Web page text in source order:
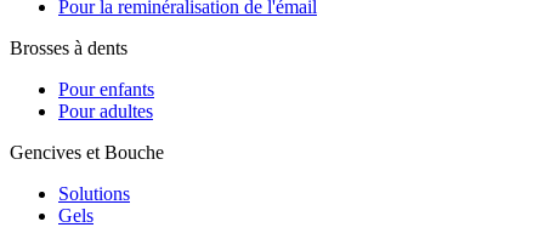
Pour la reminéralisation de l'émail
Brosses à dents
Pour enfants
Pour adultes
Gencives et Bouche
Solutions
Gels